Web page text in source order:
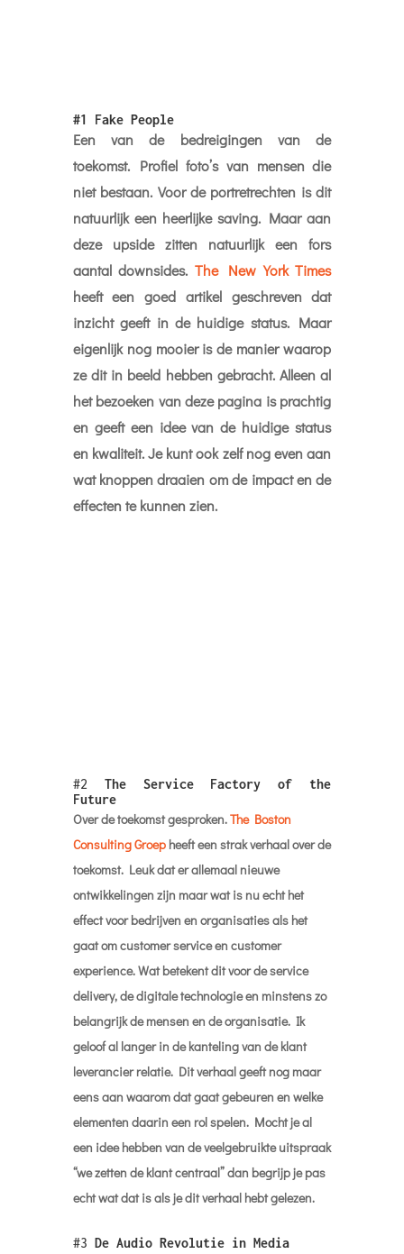
#1 Fake People
Een van de bedreigingen van de
toekomst. Profiel foto’s van mensen die
niet bestaan. Voor de portretrechten is dit
natuurlijk een heerlijke saving. Maar aan
deze upside zitten natuurlijk een fors
aantal downsides.The New York Times
heeft een goed artikel geschreven dat
inzicht geeft in de huidige status. Maar
eigenlijk nog mooier is de manier waarop
ze dit in beeld hebben gebracht. Alleen al
het bezoeken van deze pagina is prachtig
en geeft een idee van de huidige status
en kwaliteit. Je kunt ook zelf nog even aan
wat knoppen draaien om de impact en de
effecten te kunnen zien.
ontwikkelingen zijn maar wat is nu echt het
effect voor bedrijven en organisaties als het
gaat om customer service en customer
experience. Wat betekent dit voor de service
delivery, de digitale technologie en minstens zo
belangrijk de mensen en de organisatie. Ik
geloof al langer in de kanteling van de klant
leverancier relatie. Dit verhaal geeft nog maar
eens aan waarom dat gaat gebeuren en welke
elementen daarin een rol spelen. Mocht je al
een idee hebben van de veelgebruikte uitspraak
“we zetten de klant centraal” dan begrijp je pas
echt wat dat is als je dit verhaal hebt gelezen.
#3De Audio Revolutie in Media
In deze wekelijkse updates wordt er veel
aandacht besteed aan de opkomende
toepassingen voor audio. Bert Kok heeft in dit
aardig op een rijtje gezet met verwijzingen naar